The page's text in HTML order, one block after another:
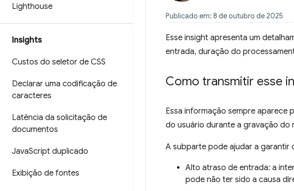
Lighthouse
Insights
Custos do seletor de CSS
Declarar uma codificação de
caracteres
Latência da solicitação de
documentos
JavaScript duplicado
Exibição de fontes
Publicado em: 8 de outubro de 2025
Esse insight apresenta um
entrada, duração do
Como transmitir esse
Essa informação sempre aparece
do usuário durante a gravação do
A subparte pode ajudar a garantir
Alto atraso de entrada: a
pode não ter sido a causa